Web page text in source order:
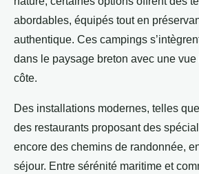
abordables, équipés tout en
authentique. Ces campings
dans le paysage breton avec une
côte.
Des installations modernes, telles
des restaurants proposant des
encore des chemins de randonnée,
séjour. Entre sérénité maritime et